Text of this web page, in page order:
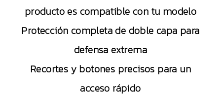
producto es compatible con tu modelo
Protección completa de doble capa para
defensa extrema
Recortes y botones precisos para un
acceso rápido